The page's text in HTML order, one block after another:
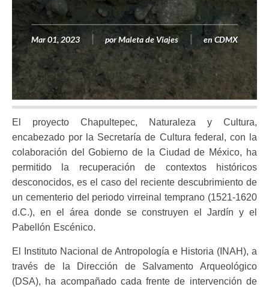
Mar 01, 2023 porMaleta de Viajes en CDMX
El proyecto Chapultepec, Naturaleza y Cultura,
encabezado por la Secretaría de Cultura federal, con la
colaboración del Gobierno de la Ciudad de México, ha
permitido la recuperación de contextos históricos
desconocidos, es el caso del reciente descubrimiento de
un cementerio del periodo virreinal temprano (1521-1620
d.C.), en el área donde se construyen el Jardín y el
Pabellón Escénico.
El Instituto Nacional de Antropología e Historia (INAH), a
través de la Dirección de Salvamento Arqueológico
(DSA), ha acompañado cada frente de intervención de